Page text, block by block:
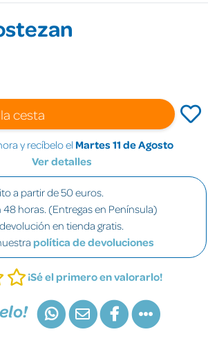
cesta
y recíbelo el Martes 11 de Agosto
Ver detalles
a partir de 50 euros.
48 horas. (Entregas en Península)
en tienda gratis.
política de devoluciones
¡Sé el primero en valorarlo!